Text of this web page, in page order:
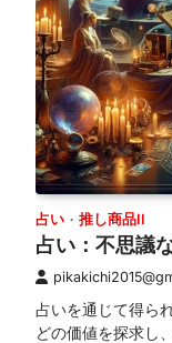
占い 推し商品II
占い：不思議
占いを通じて得ら
どの価値を探求し